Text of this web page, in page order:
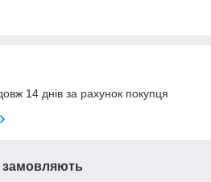
14 днів за рахунок покупця
замовляють